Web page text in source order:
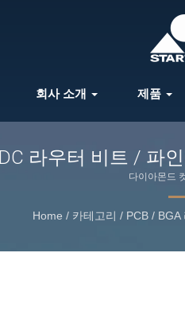
회사 소개 제품
DC 라우터 비트 / 파
다이아몬드
Home / 카테고리 / PCB / BGA